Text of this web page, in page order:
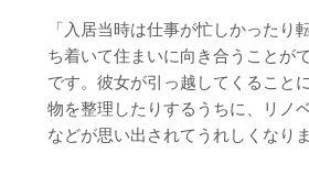
「入居当時は仕事が忙しかったり
ち着いて住まいに向き合うことが
です。彼女が引っ越してくること
物を整理したりするうちに、リノ
などが思い出されてうれしくなり